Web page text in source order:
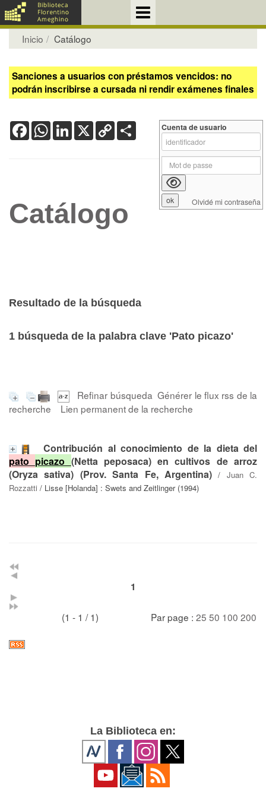
Inicio Catálogo
Sanciones a usuarios con préstamos vencidos: no
podrán inscribirse a cursada ni rendir exámenes finales
FacebookWhatsApp
LinkedIn
X Copy
Link
Catálogo
Resultado de la búsqueda
1 búsqueda de la palabra clave 'Pato picazo'
Refinar búsqueda Générer le flux rss de la
recherche
Lien permanent de la recherche
Contribución al conocimiento de la dieta del
pato picazo (Netta peposaca) en cultivos de arroz
(Oryza sativa) (Prov. Santa Fe, Argentina)/ Juan C.
Rozzatti / Lisse [Holanda] : Swets and Zeitlinger (1994)
1
(1 - 1 / 1) Par page : 25 50 100 200
Cuenta de usuario
Olvidé mi contraseña
La Biblioteca en: